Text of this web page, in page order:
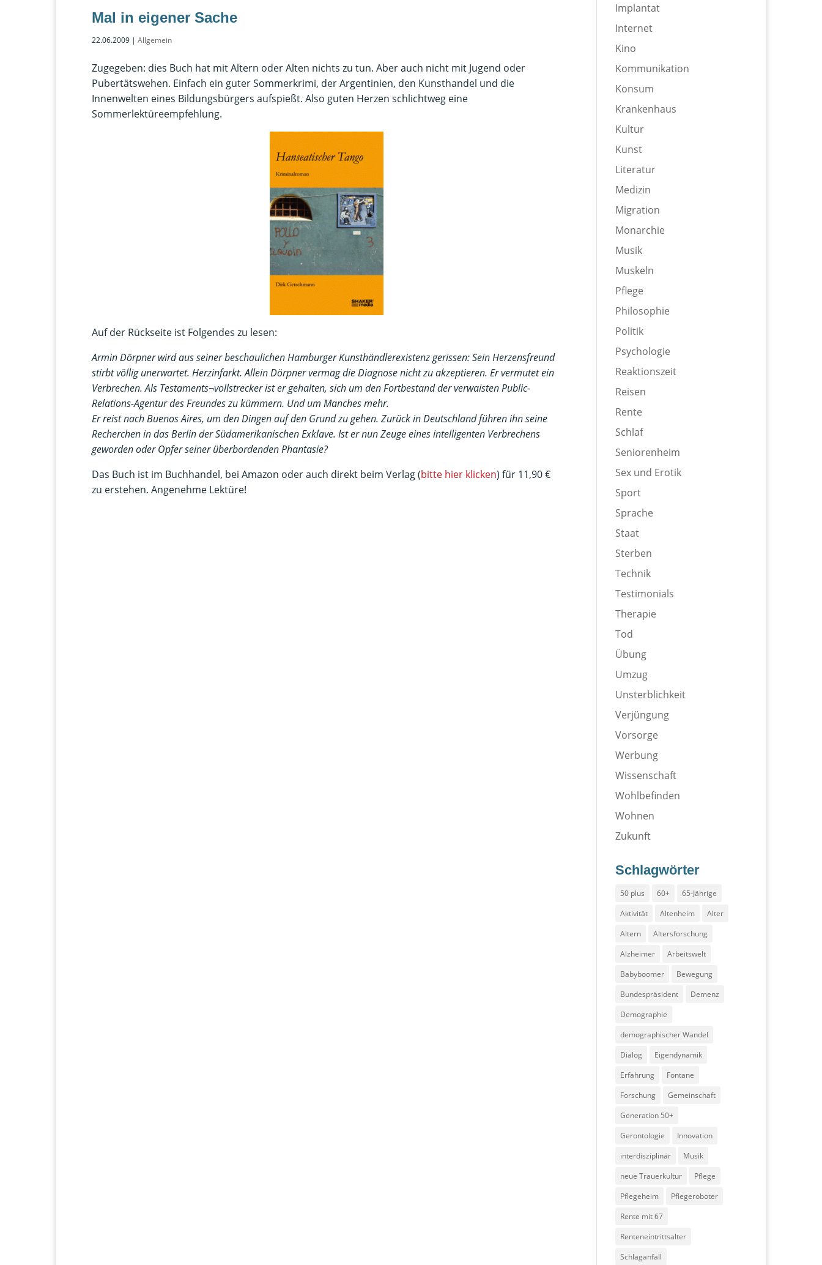
Mal in eigener Sache
22.06.2009 | Allgemein
Zugegeben: dies Buch hat mit Altern oder Alten nichts zu tun. Aber auch nicht mit Jugend oder
Pubertätswehen. Einfach ein guter Sommerkrimi, der Argentinien, den Kunsthandel und die
Innenwelten eines Bildungsbürgers aufspießt. Also guten Herzen schlichtweg eine
Sommerlektüreempfehlung.
Auf der Rückseite ist Folgendes zu lesen:
Armin Dörpner wird aus seiner beschaulichen Hamburger Kunsthändlerexistenz gerissen: Sein Herzensfreund
stirbt völlig unerwartet. Herzinfarkt. Allein Dörpner vermag die Diagnose nicht zu akzeptieren. Er vermutet ein
Verbrechen. Als Testaments¬vollstrecker ist er gehalten, sich um den Fortbestand der verwaisten Public-
Relations-Agentur des Freundes zu kümmern. Und um Manches mehr.
Er reist nach Buenos Aires, um den Dingen auf den Grund zu gehen. Zurück in Deutschland führen ihn seine
Recherchen in das Berlin der Südamerikanischen Exklave. Ist er nun Zeuge eines intelligenten Verbrechens
geworden oder Opfer seiner überbordenden Phantasie?
Das Buch ist im Buchhandel, bei Amazon oder auch direkt beim Verlag (bitte hier klicken) für 11,90 €
zu erstehen. Angenehme Lektüre!
Implantat
Internet
Kino
Kommunikation
Konsum
Krankenhaus
Kultur
Kunst
Literatur
Medizin
Migration
Monarchie
Musik
Muskeln
Pflege
Philosophie
Politik
Psychologie
Reaktionszeit
Reisen
Rente
Schlaf
Seniorenheim
Sex und Erotik
Sport
Sprache
Staat
Sterben
Technik
Testimonials
Therapie
Tod
Übung
Umzug
Unsterblichkeit
Verjüngung
Vorsorge
Werbung
Wissenschaft
Wohlbefinden
Wohnen
Zukunft
Schlagwörter
50 plus 60+
65-Jährige
Aktivität
Altenheim
Alter
Altern
Altersforschung
Alzheimer
Arbeitswelt
Babyboomer
Bewegung
Bundespräsident
Demenz
Demographie
demographischer Wandel
Dialog
Eigendynamik
Erfahrung
Fontane
Forschung
Gemeinschaft
Generation 50+
Gerontologie
Innovation
interdisziplinär
Musik
neue Trauerkultur
Pflege
Pflegeheim
Pflegeroboter
Rente mit 67
Renteneintrittsalter
Schlaganfall